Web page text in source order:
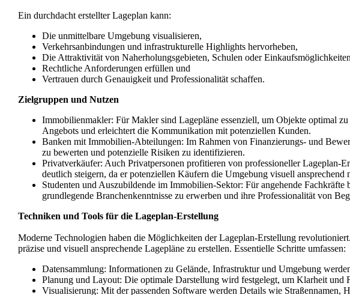
Ein durchdacht erstellter Lageplan kann:
Die unmittelbare Umgebung visualisieren,
Verkehrsanbindungen und infrastrukturelle Highlights hervorheben,
Die Attraktivität von Naherholungsgebieten, Schulen oder
Rechtliche Anforderungen erfüllen und
Vertrauen durch Genauigkeit und Professionalität schaffen.
Zielgruppen und Nutzen
Immobilienmakler: Für Makler sind Lagepläne essenziell, um Objekte optimal
Angebots und erleichtert die Kommunikation mit potenziellen Kunden.
Banken mit Immobilien-Abteilungen: Im Rahmen von Finanzierungs- und
zu bewerten und potenzielle Risiken zu identifizieren.
Privatverkäufer: Auch Privatpersonen profitieren von professioneller
deutlich steigern, da er potenziellen Käufern die Umgebung visuell ansprechend
Studenten und Auszubildende im Immobilien-Sektor: Für angehende
grundlegende Branchenkenntnisse zu erwerben und ihre Professionalität von
Techniken und Tools für die Lageplan-Erstellung
Moderne Technologien haben die Möglichkeiten der Lageplan-Erstellung
präzise und visuell ansprechende Lagepläne zu erstellen. Essentielle Schritte umfassen:
Datensammlung: Informationen zu Gelände, Infrastruktur und Umgebung
Planung und Layout: Die optimale Darstellung wird festgelegt, um Klarheit und
Visualisierung: Mit der passenden Software werden Details wie Straßennamen,